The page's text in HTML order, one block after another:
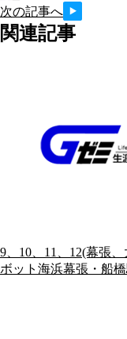
次の記事へ
関連記事
9、10、11、12(幕張
ボット海浜幕張・船